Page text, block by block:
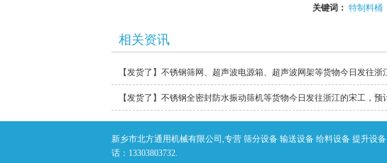
关键词： 特制料桶
相关资讯
新乡市北方通用机械有限公司,专营 筛分设备 输送设备 给料设备 提升设
话：13303803732.